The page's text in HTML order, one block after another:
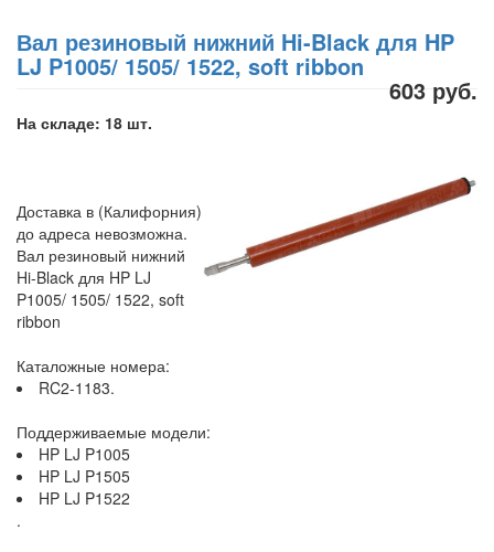
Вал резиновый нижний Hi-Black для HP
LJ P1005/ 1505/ 1522, soft ribbon
603 руб.
На складе: 18 шт.
Доставка в (Калифорния)
до адреса невозможна.
Вал резиновый нижний
Hi-Black для HP LJ
P1005/ 1505/ 1522, soft
ribbon
Каталожные номера:
RC2-1183.
Поддерживаемые модели:
HP LJ P1005
HP LJ P1505
HP LJ P1522
.